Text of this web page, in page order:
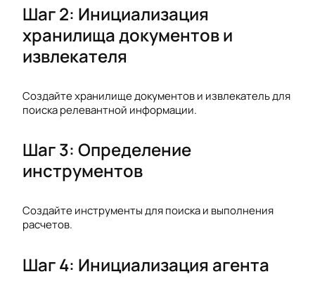
Шаг 2: Инициализация
хранилища документов и
извлекателя
Создайте хранилище документов и извлекатель для
поиска релевантной информации.
Шаг 3: Определение
инструментов
Создайте инструменты для поиска и выполнения
расчетов.
Шаг 4: Инициализация агента